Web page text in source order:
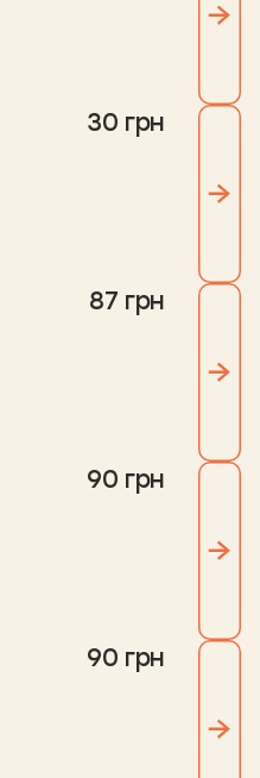
30 грн
87 грн
90 грн
90 грн